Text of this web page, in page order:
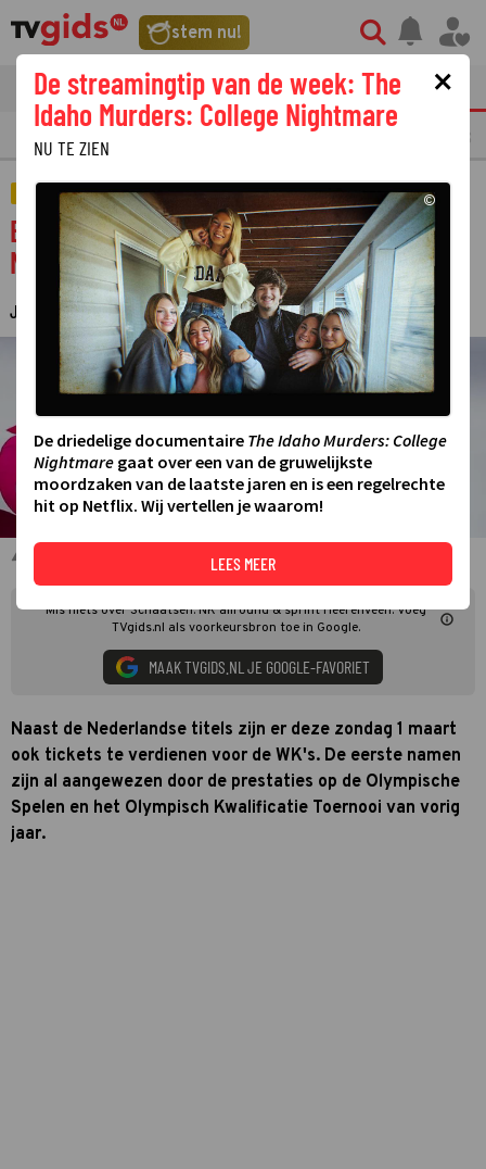
stem nu!
tvgids streaming nieuws
OPMERKELIJKE TV FRAGMENTEN
SPORT
Beau Snellink moet aan de bak tijdens het
NK Allround & Sprint in Heerenveen
JUDITH REGELING ·18 FEBRUARI 2026 12:15
Beau Snellink
Mis niets over Schaatsen: NK allround & sprint Heerenveen. Voeg
TVgids.nl als voorkeursbron toe in Google.
MAAK TVGIDS.NL JE GOOGLE-FAVORIET
Naast de Nederlandse titels zijn er deze zondag 1 maart
ook tickets te verdienen voor de WK's. De eerste namen
zijn al aangewezen door de prestaties op de Olympische
Spelen en het Olympisch Kwalificatie Toernooi van vorig
jaar.
×
De streamingtip van de week: The
Idaho Murders: College Nightmare
NU TE ZIEN
©
De driedelige documentaire The Idaho Murders: College
Nightmare gaat over een van de gruwelijkste
moordzaken van de laatste jaren en is een regelrechte
hit op Netflix. Wij vertellen je waarom!
LEES MEER